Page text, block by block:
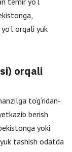
orqali yuk
orqali
to‘g‘ridan-
berish
yoki
tashish odatda